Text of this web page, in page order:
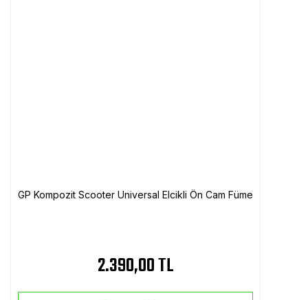
GP Kompozit Scooter Universal Elcikli Ön Cam Füme
2.390,00 TL